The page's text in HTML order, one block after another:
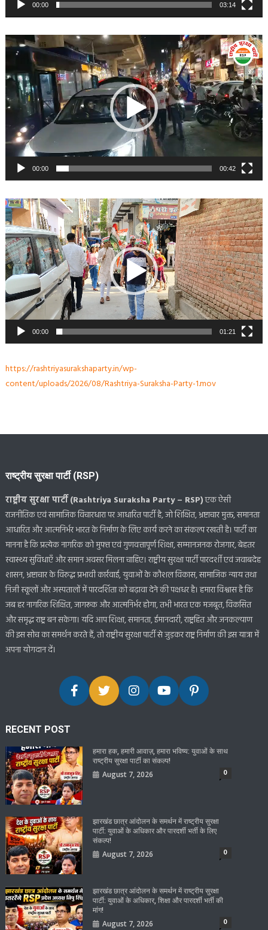
00:00 03:14
Video
Player
00:00 00:42
Video
Player
00:00 01:21
https://rashtriyasurakshaparty.in/wp-
content/uploads/2026/08/Rashtriya-Suraksha-Party-1.mov
राष्ट्रीय सुरक्षा पार्टी (RSP)
राष्ट्रीय सुरक्षा पार्टी (Rashtriya Suraksha Party – RSP)एक ऐसी
राजनीतिक एवं सामाजिक विचारधारा पर आधारित पार्टी है, जो शिक्षित, भ्रष्टाचार मुक्त, समानता
आधारित और आत्मनिर्भर भारत के निर्माण के लिए कार्य करने का संकल्प रखती है। पार्टी का
मानना है कि प्रत्येक नागरिक को मुफ्त एवं गुणवत्तापूर्ण शिक्षा, सम्मानजनक रोजगार, बेहतर
स्वास्थ्य सुविधाएँ और समान अवसर मिलना चाहिए। राष्ट्रीय सुरक्षा पार्टी पारदर्शी एवं जवाबदेह
शासन, भ्रष्टाचार के विरुद्ध प्रभावी कार्रवाई, युवाओं के कौशल विकास, सामाजिक न्याय तथा
निजी स्कूलों और अस्पतालों में पारदर्शिता को बढ़ावा देने की पक्षधर है। हमारा विश्वास है कि
जब हर नागरिक शिक्षित, जागरूक और आत्मनिर्भर होगा, तभी भारत एक मजबूत, विकसित
और समृद्ध राष्ट्र बन सकेगा। यदि आप शिक्षा, समानता, ईमानदारी, राष्ट्रहित और जनकल्याण
की इस सोच का समर्थन करते हैं, तो राष्ट्रीय सुरक्षा पार्टी से जुड़कर राष्ट्र निर्माण की इस यात्रा में
अपना योगदान दें।
RECENT POST
हमारा हक, हमारी आवाज़, हमारा भविष्य: युवाओं के साथ
राष्ट्रीय सुरक्षा पार्टी का संकल्प!
August 7, 2026 0
झारखंड छात्र आंदोलन के समर्थन में राष्ट्रीय सुरक्षा
पार्टी: युवाओं के अधिकार और पारदर्शी भर्ती के लिए
संकल्प!
August 7, 2026 0
झारखंड छात्र आंदोलन के समर्थन में राष्ट्रीय सुरक्षा
पार्टी: युवाओं के अधिकार, शिक्षा और पारदर्शी भर्ती की
मांग!
August 7, 2026 0